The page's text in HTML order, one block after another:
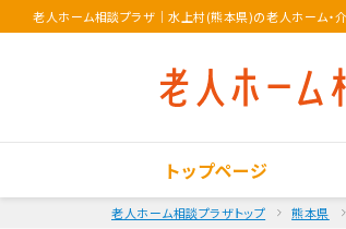
老人ホーム相談プラザ ｜水上村(熊本県)の老人ホーム・
トップページ
老人ホーム相談プラザトップ 熊本県